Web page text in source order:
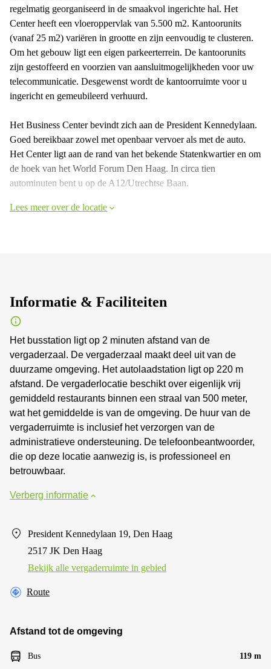
regelmatig georganiseerd in de smaakvol ingerichte hal. Het
Center heeft een vloeroppervlak van 5.500 m2. Kantoorunits
(vanaf 25 m2) variëren in grootte en zijn eenvoudig te clusteren.
Om het gebouw ligt een eigen parkeerterrein. De kantoorunits
zijn gestoffeerd en voorzien van aansluitmogelijkheden voor uw
telecommunicatie. Desgewenst wordt de kantoorruimte voor u
ingericht en gemeubileerd verhuurd.
Het Business Center bevindt zich aan de President Kennedylaan.
Goed bereikbaar zowel met openbaar vervoer als met de auto.
Het Center ligt aan de rand van het bekende Statenkwartier en om
de hoek van het World Forum Den Haag. In circa tien
autominuten bent u op de A12/Utrechtse Baan.
Lees meer over de locatie
Informatie & Faciliteiten
Het busstation ligt op 2 minuten afstand van de
vergaderzaal. De vergaderzaal maakt deel uit van de
duurzame omgeving. Het autolaadstation ligt op 220 m
afstand. De vergaderlocatie beschikt over eigenlijk vrij
gemiddeld restaurants binnen een straal van 500 meter,
wat het gemiddelde is van de omgeving. De huur van de
vergaderruimte is inclusief het verzorgen van de
administratieve ondersteuning. De telefoonbeantwoorder,
die op deze locatie aanwezig is, is professioneel en
betrouwbaar.
Verberg informatie
President Kennedylaan 19, Den Haag
2517 JK Den Haag
Bekijk alle vergaderruimte in gebied
Route
Afstand tot de omgeving
Bus 119 m